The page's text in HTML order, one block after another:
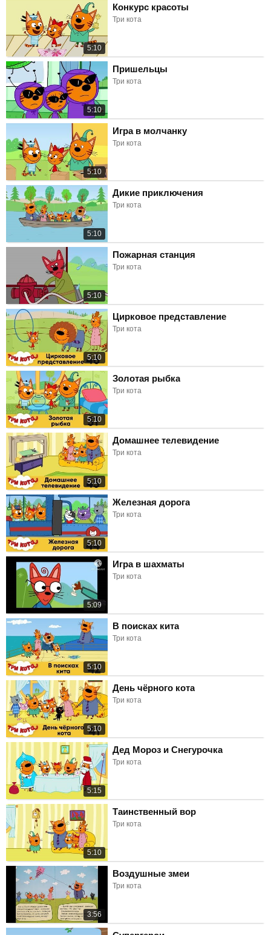
5:10
Конкурс красоты
Три кота
5:10
Пришельцы
Три кота
5:10
Игра в молчанку
Три кота
5:10
Дикие приключения
Три кота
5:10
Пожарная станция
Три кота
5:10
Цирковое представление
Три кота
5:10
Золотая рыбка
Три кота
5:10
Домашнее телевидение
Три кота
5:10
Железная дорога
Три кота
5:09
Игра в шахматы
Три кота
5:10
В поисках кита
Три кота
5:10
День чёрного кота
Три кота
5:15
Дед Мороз и Снегурочка
Три кота
5:10
Таинственный вор
Три кота
3:56
Воздушные змеи
Три кота